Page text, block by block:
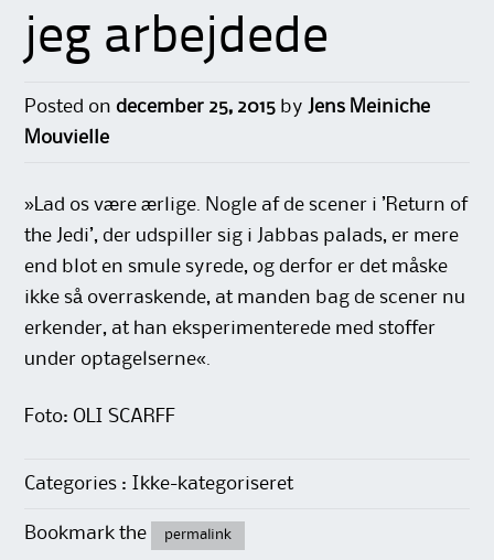
jeg arbejdede
Posted ondecember 25, 2015 by Jens Meiniche
Mouvielle
»Lad os være ærlige. Nogle af de scener i ’Return of
the Jedi’, der udspiller sig i Jabbas palads, er mere
end blot en smule syrede, og derfor er det måske
ikke så overraskende, at manden bag de scener nu
erkender, at han eksperimenterede med stoffer
under optagelserne«.
Foto: OLI SCARFF
Categories : Ikke-kategoriseret
Bookmark the permalink